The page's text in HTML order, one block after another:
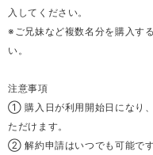
入してください。
※ご兄妹など複数名分を購入す
い。
注意事項
① 購入日が利用開始日になり
ただけます。
② 解約申請はいつでも可能で